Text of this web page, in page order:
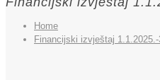
Home
Financijski izvještaj